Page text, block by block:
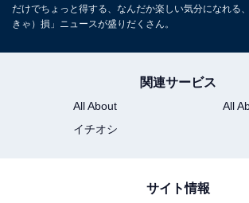
だけでちょっと得する、なんだか楽しい気分になれる
きゃ）損」ニュースが盛りだくさん。
関連サービス
All About
All
イチオシ
サイト情報